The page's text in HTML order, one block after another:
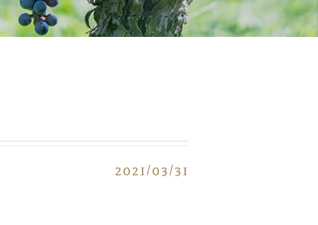
2021/03/31